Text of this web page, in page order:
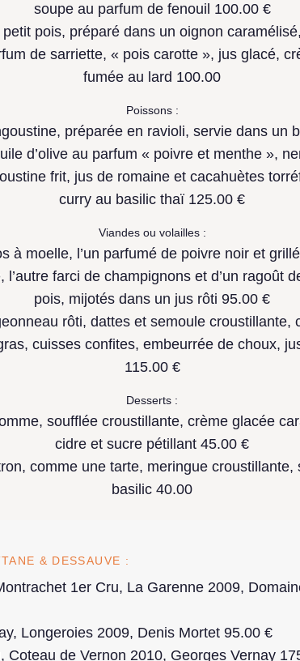
soupe au parfum de fenouil 100.00 €
petit pois, préparé dans un oignon
de sarriette, « pois carotte », jus glacé,
fumée au lard 100.00
Poissons :
préparée en ravioli, servie dans un
d’olive au parfum « poivre et menthe »,
frit, jus de romaine et cacahuètes
curry au basilic thaï 125.00 €
Viandes ou volailles :
à moelle, l’un parfumé de poivre noir et
l’autre farci de champignons et d’un ragoût
pois, mijotés dans un jus rôti 95.00 €
rôti, dattes et semoule croustillante,
cuisses confites, embeurrée de choux,
115.00 €
Desserts :
soufflée croustillante, crème glacée
cidre et sucre pétillant 45.00 €
comme une tarte, meringue croustillante,
basilic 40.00
& DESSAUVE :
1er Cru, La Garenne 2009,
Longeroies 2009, Denis Mortet 95.00 €
Coteau de Vernon 2010, Georges Vernay